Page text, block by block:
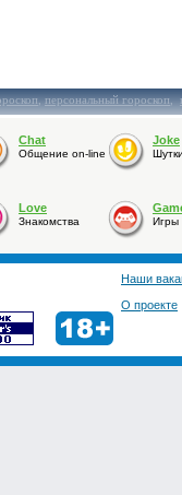
,персональный гороскоп,
Chat
Общение on-line
Joke
Love
Знакомства Игры
Наши
О проекте